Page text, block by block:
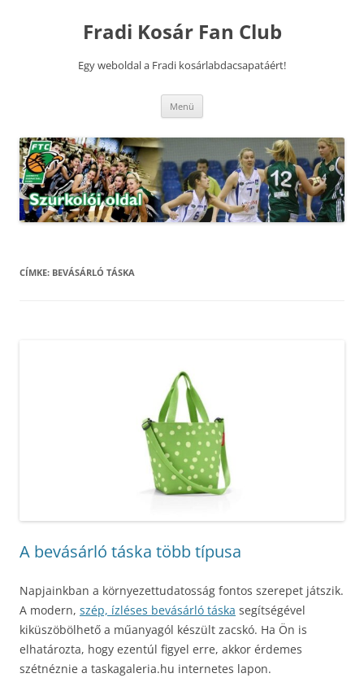
Fradi Kosár Fan Club
Egy weboldal a Fradi kosárlabdacsapatáért!
Menü
CÍMKE: BEVÁSÁRLÓ TÁSKA
A bevásárló táska több típusa
Napjainkban a környezettudatosság fontos szerepet játszik.
A modern, szép, ízléses bevásárló táska segítségével
kiküszöbölhető a műanyagól készült zacskó. Ha Ön is
elhatározta, hogy ezentúl figyel erre, akkor érdemes
szétnéznie a taskagaleria.hu internetes lapon.